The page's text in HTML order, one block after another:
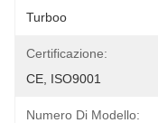
Turboo
Certificazione:
CE, ISO9001
Numero Di Modello: